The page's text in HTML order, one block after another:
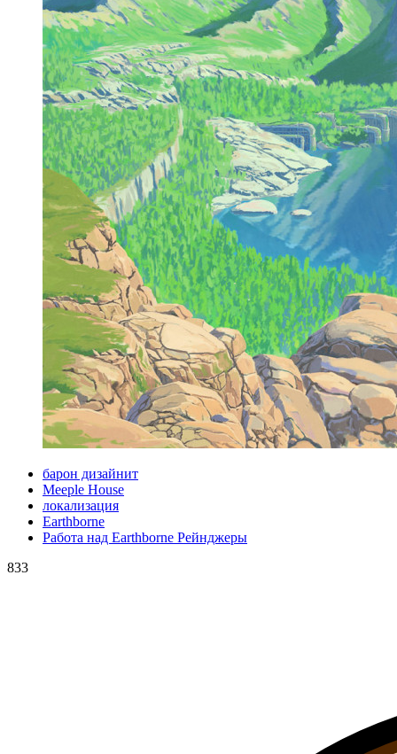
барон дизайнит
Meeple House
локализация
Earthborne
Работа над Earthborne Рейнджеры
833